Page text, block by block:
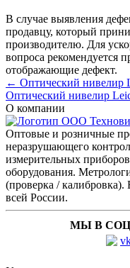
В случае выявления
продавцу, который
производителю. Для
вопроса рекомендуется
отображающие дефект.
← Оптический нивелир
Оптический нивелир
О компании
Оптовые и розничные
неразрушающего
измерительных
оборудования.
(проверка /
всей России.
МЫ В